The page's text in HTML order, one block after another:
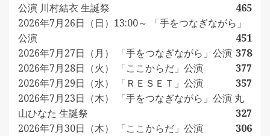
公演 川村結衣 生誕祭
465
2026年7月26日（日）13:00～ 「手をつなぎながら」
公演
451
2026年7月27日（月） 「手をつなぎながら」公演 378
2026年7月28日（火） 「ここからだ」公演
377
2026年7月29日（水） 「ＲＥＳＥＴ」公演
357
2026年7月23日（木） 「手をつなぎながら」公演 丸
山ひなた 生誕祭
327
2026年7月30日（木） 「ここからだ」公演
306